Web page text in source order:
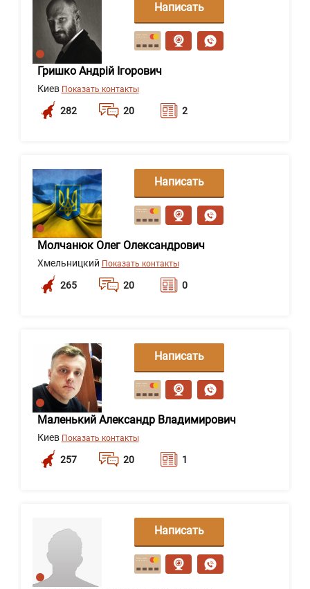
Гришко Андрій Ігорович
Киев Показать контакты
282 20 2
Написать
сообщение
Молчанюк Олег Олександрович
Хмельницкий Показать контакты
265 20 0
Написать
сообщение
Маленький Александр Владимирович
Киев Показать контакты
257 20 1
Написать
сообщение
Написать
сообщение